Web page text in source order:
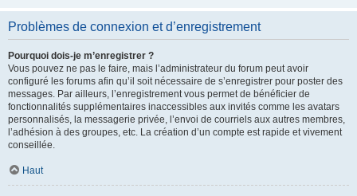
Problèmes de connexion et d’enregistrement
Pourquoi dois-je m’enregistrer ?
Vous pouvez ne pas le faire, mais l’administrateur du forum peut avoir
configuré les forums afin qu’il soit nécessaire de s’enregistrer pour poster des
messages. Par ailleurs, l’enregistrement vous permet de bénéficier de
fonctionnalités supplémentaires inaccessibles aux invités comme les avatars
personnalisés, la messagerie privée, l’envoi de courriels aux autres membres,
l’adhésion à des groupes, etc. La création d’un compte est rapide et vivement
conseillée.
Haut